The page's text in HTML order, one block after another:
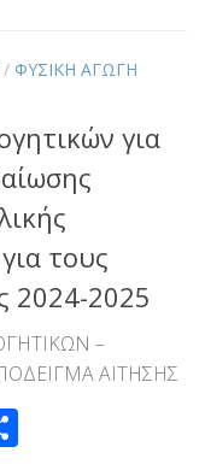
/ ΦΥΣΙΚΗ ΑΓΩΓΗ
για
τους
2024-2025
–
ΑΙΤΗΣΗΣ